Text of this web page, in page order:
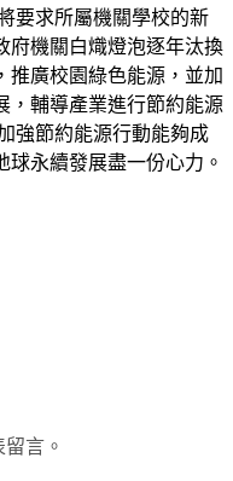
要求所屬機關學校的新
府機關白熾燈泡逐年汰換
推廣校園綠色能源，並加
，輔導產業進行節約能源
強節約能源行動能夠成
永續發展盡一份心力。
言。